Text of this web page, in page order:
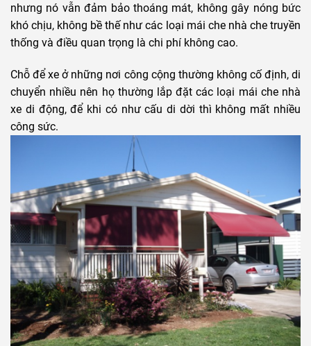
nhưng nó vẫn đảm bảo thoáng mát, không gây nóng bức
khó chịu, không bề thế như các loại mái che nhà che truyền
thống và điều quan trọng là chi phí không cao.
Chỗ để xe ở những nơi công cộng thường không cố định, di
chuyển nhiều nên họ thường lắp đặt các loại mái che nhà
xe di động, để khi có như cấu di dời thì không mất nhiều
công sức.